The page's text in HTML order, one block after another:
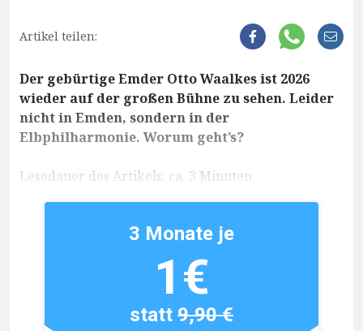
Artikel teilen:
Der gebürtige Emder Otto Waalkes ist 2026
wieder auf der großen Bühne zu sehen. Leider
nicht in Emden, sondern in der
Elbphilharmonie. Worum geht’s?
Lesedauer des Artikels: ca. 3 Minuten
3 Monate je
1€
statt9,90 €